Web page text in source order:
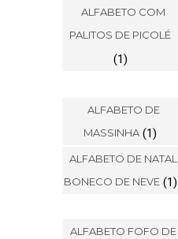
ALFABETO COM
PALITOS DE PICOLÉ
(1)
ALFABETO DE
MASSINHA (1)
ALFABETO DE NATAL
BONECO DE NEVE (1)
ALFABETO FOFO DE